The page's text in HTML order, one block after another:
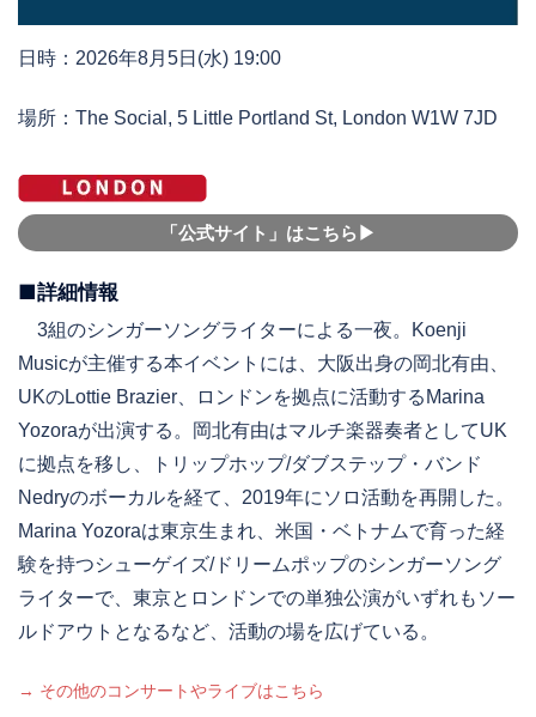
日時：2026年8月5日(水) 19:00
場所：The Social, 5 Little Portland St, London W1W 7JD
「公式サイト」はこちら▶︎
■詳細情報
3組のシンガーソングライターによる一夜。Koenji
Musicが主催する本イベントには、大阪出身の岡北有由、
UKのLottie Brazier、ロンドンを拠点に活動するMarina
Yozoraが出演する。岡北有由はマルチ楽器奏者としてUK
に拠点を移し、トリップホップ/ダブステップ・バンド
Nedryのボーカルを経て、2019年にソロ活動を再開した。
Marina Yozoraは東京生まれ、米国・ベトナムで育った経
験を持つシューゲイズ/ドリームポップのシンガーソング
ライターで、東京とロンドンでの単独公演がいずれもソー
ルドアウトとなるなど、活動の場を広げている。
→ その他のコンサートやライブはこちら